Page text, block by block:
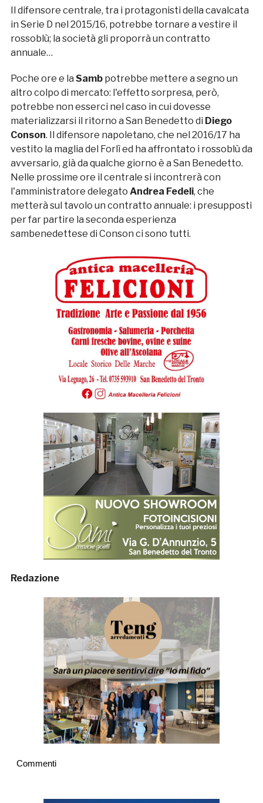
Il difensore centrale, tra i protagonisti della cavalcata
in Serie D nel 2015/16, potrebbe tornare a vestire il
rossoblù; la società gli proporrà un contratto
annuale…
Poche ore e la Sambpotrebbe mettere a segno un
altro colpo di mercato: l'effetto sorpresa, però,
potrebbe non esserci nel caso in cui dovesse
materializzarsi il ritorno a San Benedetto di Diego
Conson. Il difensore napoletano, che nel 2016/17 ha
vestito la maglia del Forlì ed ha affrontato i rossoblù da
avversario, già da qualche giorno è a San Benedetto.
Nelle prossime ore il centrale si incontrerà con
l'amministratore delegato Andrea Fedeli, che
metterà sul tavolo un contratto annuale: i presupposti
per far partire la seconda esperienza
sambenedettese di Conson ci sono tutti.
Redazione
Commenti